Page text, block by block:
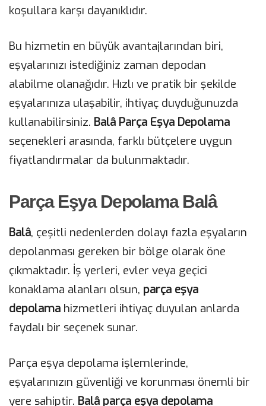
koşullara karşı dayanıklıdır.
Bu hizmetin en büyük avantajlarından biri,
eşyalarınızı istediğiniz zaman depodan
alabilme olanağıdır. Hızlı ve pratik bir şekilde
eşyalarınıza ulaşabilir, ihtiyaç duyduğunuzda
kullanabilirsiniz. Balâ Parça Eşya Depolama
seçenekleri arasında, farklı bütçelere uygun
fiyatlandırmalar da bulunmaktadır.
Parça Eşya Depolama Balâ
Balâ, çeşitli nedenlerden dolayı fazla eşyaların
depolanması gereken bir bölge olarak öne
çıkmaktadır. İş yerleri, evler veya geçici
konaklama alanları olsun, parça eşya
depolama hizmetleri ihtiyaç duyulan anlarda
faydalı bir seçenek sunar.
Parça eşya depolama işlemlerinde,
eşyalarınızın güvenliği ve korunması önemli bir
yere sahiptir. Balâ parça eşya depolama